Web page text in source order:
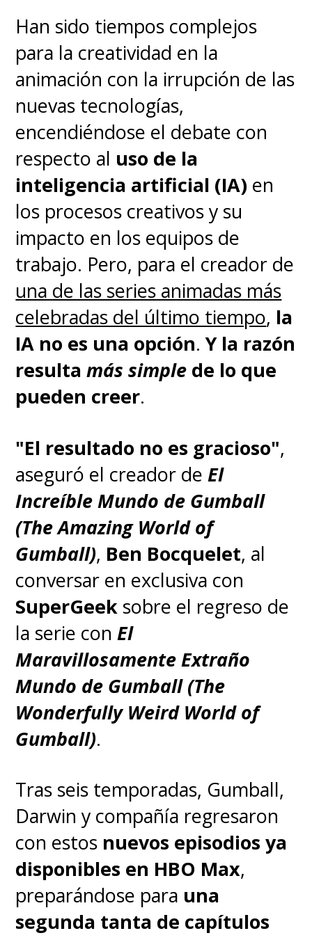
Han sido tiempos complejos
para la creatividad en la
animación con la irrupción de las
nuevas tecnologías,
encendiéndose el debate con
respecto al uso de la
inteligencia artificial (IA) en
los procesos creativos y su
impacto en los equipos de
trabajo. Pero, para el creador de
una de las series animadas más
celebradas del último tiempo, la
IA no es una opción.Y la razón
resulta más simple de lo que
pueden creer.
"El resultado no es gracioso",
aseguró el creador deEl
Increíble Mundo de Gumball
(The Amazing World of
Gumball), Ben Bocquelet, al
conversar en exclusiva con
SuperGeek sobre el regreso de
la serie conEl
Maravillosamente Extraño
Mundo de Gumball (The
Wonderfully Weird World of
Gumball).
Tras seis temporadas, Gumball,
Darwin y compañía regresaron
con estos nuevos episodios ya
disponibles en HBO Max,
preparándose para una
segunda tanta de capítulos